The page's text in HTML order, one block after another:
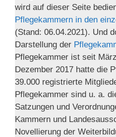
wird auf dieser Seite
Pflegekammern in den
(Stand: 06.04.2021). Und
Darstellung der
Pflegekammer ist seit
Dezember 2017 hatte die
39.000 registrierte
Pflegekammer sind u. a.
Satzungen und
Kammern und
Novellierung der